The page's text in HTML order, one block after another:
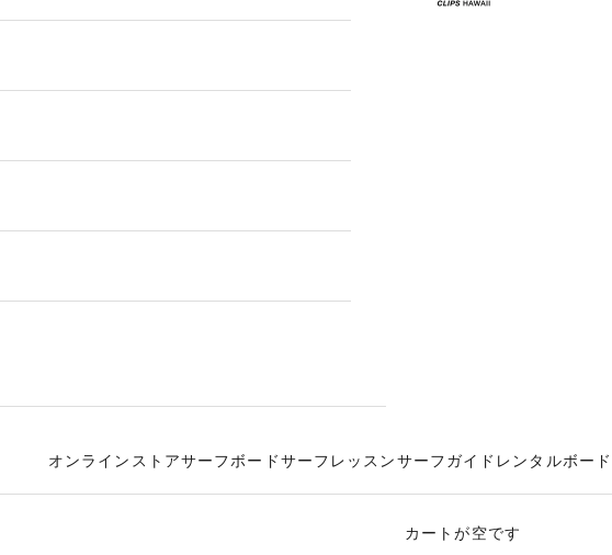
オンラインストアサーフボードサーフレッスンサーフガイド レンタルボード
カートが空です